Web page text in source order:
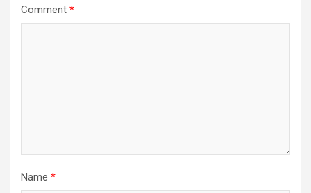
Comment *
Name *